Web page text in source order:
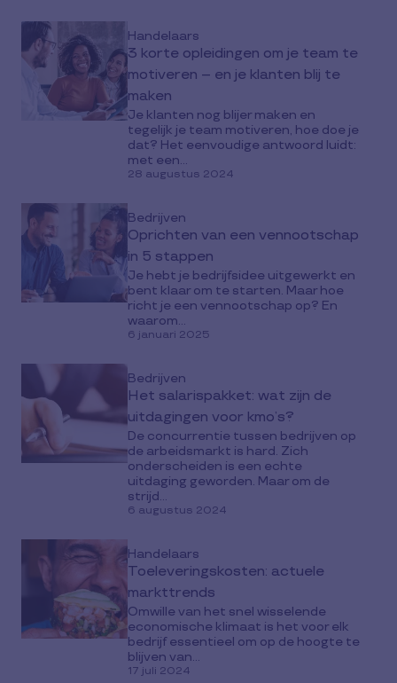
Handelaars
3 korte opleidingen om je team te
motiveren – en je klanten blij te
maken
Je klanten nog blijer maken en
tegelijk je team motiveren, hoe doe je
dat? Het eenvoudige antwoord luidt:
met een...
28 augustus 2024
Bedrijven
Oprichten van een vennootschap
in 5 stappen
Je hebt je bedrijfsidee uitgewerkt en
bent klaar om te starten. Maar hoe
richt je een vennootschap op? En
waarom...
6 januari 2025
Bedrijven
Het salarispakket: wat zijn de
uitdagingen voor kmo’s?
De concurrentie tussen bedrijven op
de arbeidsmarkt is hard. Zich
onderscheiden is een echte
uitdaging geworden. Maar om de
strijd...
6 augustus 2024
Handelaars
Toeleveringskosten: actuele
markttrends
Omwille van het snel wisselende
economische klimaat is het voor elk
bedrijf essentieel om op de hoogte te
blijven van...
17 juli 2024